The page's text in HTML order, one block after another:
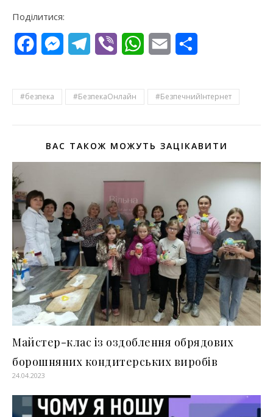
Поділитися:
FacebookMessengerTelegram
Viber WhatsApp
Email
#безпека #БезпекаОнлайн #БезпечнийІнтернет
ВАС ТАКОЖ МОЖУТЬ ЗАЦІКАВИТИ
Майстер-клас із оздоблення обрядових
борошняних кондитерських виробів
24.04.2023